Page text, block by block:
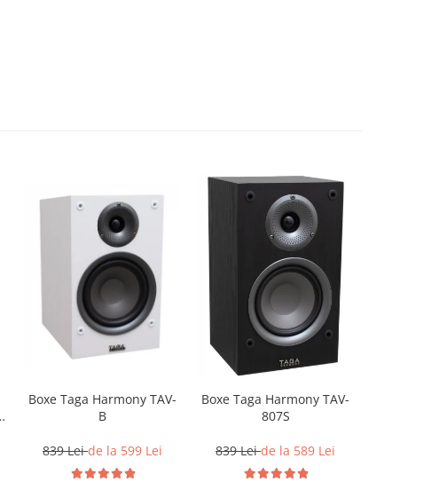
Boxe Taga Harmony TAV-
B
839 Leide la 599 Lei
Boxe Taga Harmony TAV-
807S
839 Leide la 589 Lei